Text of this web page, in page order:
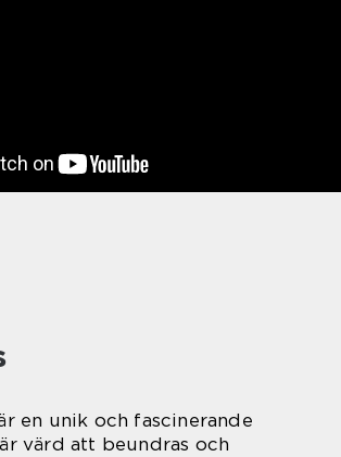
en unik och fascinerande
värd att beundras och